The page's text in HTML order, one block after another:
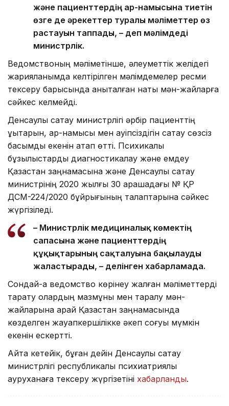
және пациенттердің ар-намысына тиетін
өзге де әрекеттер туралы мәліметтер өз
растауын таппады, – деп мәлімдеді
министрлік.
Ведомствоның мәліметінше, әлеуметтік желідегі
жарияланымда келтірілген мәлімдемелер ресми
тексеру барысында анықталған нақты мән-жайларға
сәйкес келмейді.
Денсаулық сақтау министрлігі әрбір пациенттің
құқықтарын, ар-намысы мен қауіпсіздігін сақтау сөзсіз
басымдық екенін атап өтті. Психикалық
бұзылыстарды диагностикалау және емдеу
Қазақстан заңнамасына және Денсаулық сақтау
министрінің 2020 жылғы 30 қарашадағы № ҚР
ДСМ-224/2020 бұйрығының талаптарына сәйкес
жүргізіледі.
– Министрлік медициналық көмектің
сапасына және пациенттердің
құқықтарының сақталуына бақылауды
жалғастырады, – делінген хабарламада.
Сондай-ақ ведомство көрінеу жалған мәліметтерді
тарату олардың мазмұны мен таралу мән-
жайларына қарай Қазақстан заңнамасында
көзделген жауапкершілікке әкеп соғуы мүмкін
екенін ескертті.
Айта кетейік, бұған дейін Денсаулық сақтау
министрлігі республикалық психиатриялық
ауруханаға тексеру жүргізетіні хабарланды.